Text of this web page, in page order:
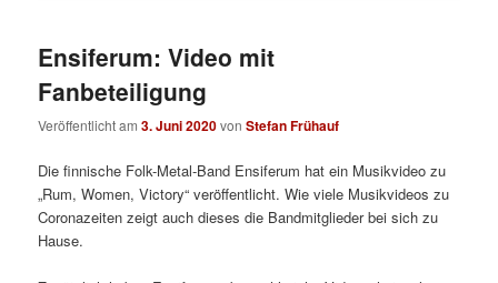
Ensiferum: Video mit
Fanbeteiligung
Veröffentlicht am3. Juni 2020vonStefan Frühauf
Die finnische Folk-Metal-Band Ensiferum hat ein Musikvideo zu
„Rum, Women, Victory“ veröffentlicht. Wie viele Musikvideos zu
Coronazeiten zeigt auch dieses die Bandmitglieder bei sich zu
Hause.